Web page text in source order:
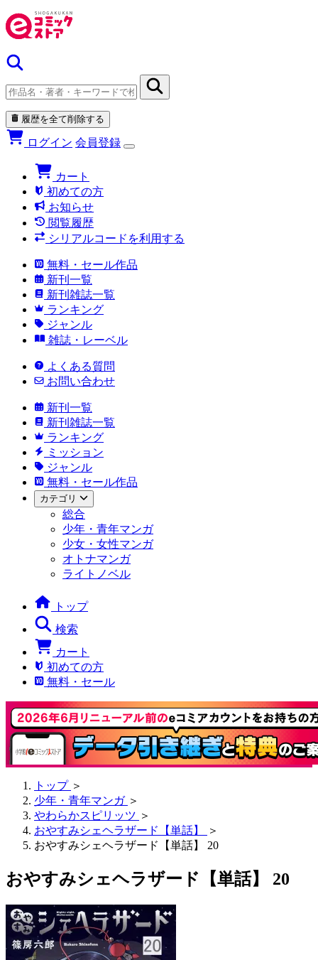
履歴を全て削除する
ログイン 会員登録
カート
初めての方
お知らせ
閲覧履歴
シリアルコードを利用する
無料・セール作品
新刊一覧
新刊雑誌一覧
ランキング
ジャンル
雑誌・レーベル
よくある質問
お問い合わせ
新刊一覧
新刊雑誌一覧
ランキング
ミッション
ジャンル
無料・セール作品
カテゴリ
総合
少年・青年マンガ
少女・女性マンガ
オトナマンガ
ライトノベル
トップ
検索
カート
初めての方
無料・セール
トップ ＞
少年・青年マンガ ＞
やわらかスピリッツ ＞
おやすみシェヘラザード【単話】
＞
おやすみシェヘラザード【単話】 20
おやすみシェヘラザード【単話】 20